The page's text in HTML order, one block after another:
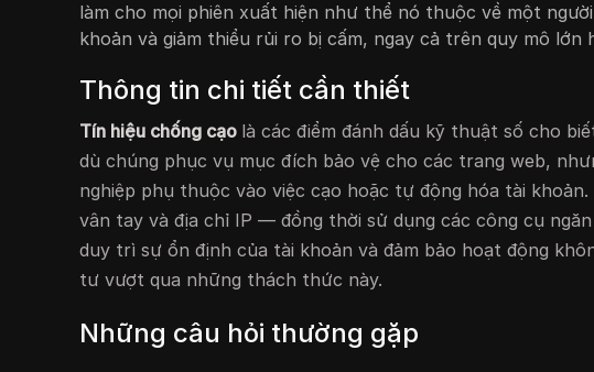
làm cho mọi phiên xuất hiện như thể nó thuộc về một
khoản và giảm thiểu rủi ro bị cấm, ngay cả trên quy mô lớn
Thông tin chi tiết cần thiết
Tín hiệu chống cạo là các điểm đánh dấu kỹ thuật số cho
dù chúng phục vụ mục đích bảo vệ cho các trang web,
nghiệp phụ thuộc vào việc cạo hoặc tự động hóa tài
vân tay và địa chỉ IP — đồng thời sử dụng các công cụ
duy trì sự ổn định của tài khoản và đảm bảo hoạt động
tư vượt qua những thách thức này.
Những câu hỏi thường gặp